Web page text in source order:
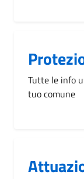
Tutte le info
tuo comune